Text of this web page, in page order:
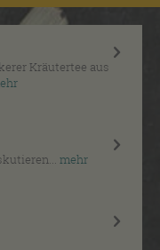
Kräutertee aus
mehr